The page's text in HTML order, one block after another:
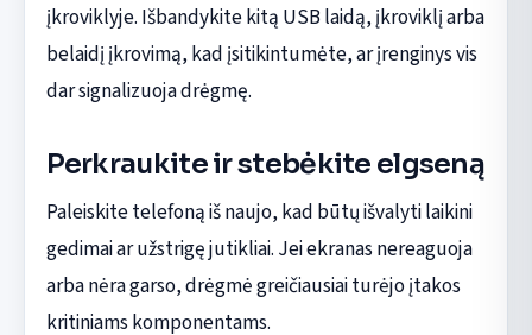
įkroviklyje. Išbandykite kitą USB laidą, įkroviklį arba
belaidį įkrovimą, kad įsitikintumėte, ar įrenginys vis
dar signalizuoja drėgmę.
Perkraukite ir stebėkite elgseną
Paleiskite telefoną iš naujo, kad būtų išvalyti laikini
gedimai ar užstrigę jutikliai. Jei ekranas nereaguoja
arba nėra garso, drėgmė greičiausiai turėjo įtakos
kritiniams komponentams.